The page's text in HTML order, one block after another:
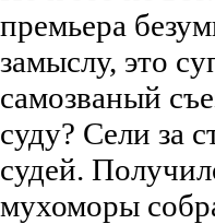
премьера
замыслу, это
самозваный
суду? Сели за
судей.
мухоморы